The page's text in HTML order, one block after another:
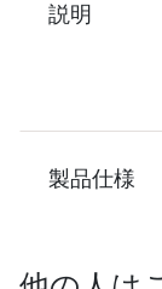
説明
製品仕様